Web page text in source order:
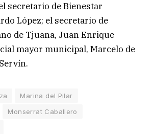
secretario de Bienestar
López; el secretario de
de Tjuana, Juan Enrique
mayor municipal, Marcelo de
Marina del Pilar
Monserrat Caballero